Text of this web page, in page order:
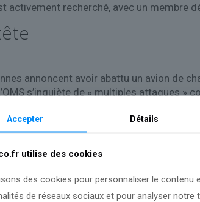
activement recherché, avec un membre
annoncent avoir abattu un avion de
s’inquiète de « multiples attaques »
observation continue de notre
Accepter Détails
utilise des cookies
des cookies pour personnaliser le contenu
de réseaux sociaux et pour analyser notre